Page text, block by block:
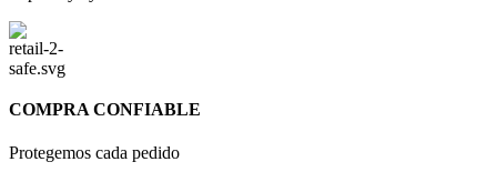
COMPRA CONFIABLE
Protegemos cada pedido